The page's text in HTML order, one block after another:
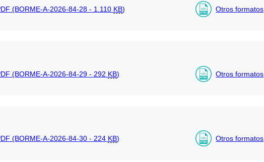
(BORME-A-2026-84-28 - 1.110 KB) Otros formatos
(BORME-A-2026-84-29 - 292 KB) Otros formatos
(BORME-A-2026-84-30 - 224 KB) Otros formatos